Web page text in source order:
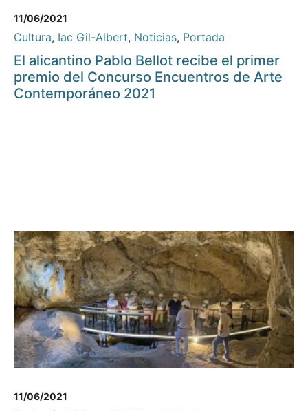
11/06/2021
Cultura, Iac Gil-Albert, Noticias, Portada
El alicantino Pablo Bellot recibe el primer
premio del Concurso Encuentros de Arte
Contemporáneo 2021
11/06/2021